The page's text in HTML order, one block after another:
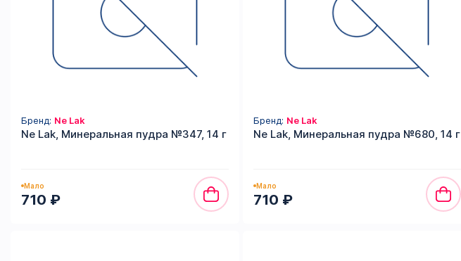
Бренд: Ne Lak
Ne Lak, Минеральная пудра №347, 14 г
Мало
710 ₽
Бренд: Ne Lak
Ne Lak, Минеральная пудра №680, 14 г
Мало
710 ₽